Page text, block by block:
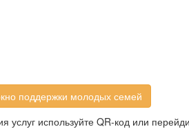
поддержки молодых семей
услуг используйте QR-код или